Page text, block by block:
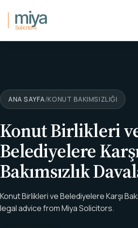
ANA SAYFA/KONUT BAKIMSIZLIĞI
Konut Birlikleri
Belediyelere
Bakımsızlık
Konut Birlikleri ve Belediyelere Karşı
legal advice from Miya Solicitors.